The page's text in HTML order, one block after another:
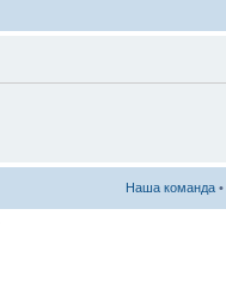
Наша команда •